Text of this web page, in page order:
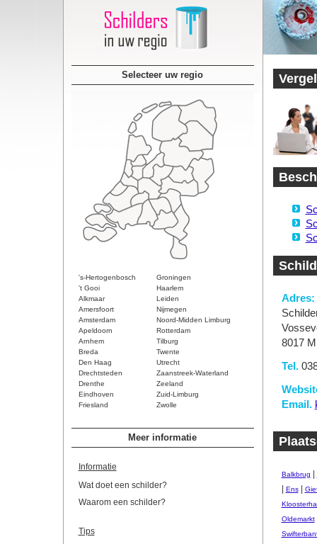
Selecteer uw regio
's-Hertogenbosch
Groningen
't Gooi
Haarlem
Alkmaar
Leiden
Amersfoort
Nijmegen
Amsterdam
Noord-Midden Limburg
Apeldoorn
Rotterdam
Arnhem
Tilburg
Breda
Twente
Den Haag
Utrecht
Drechtsteden
Zaanstreek-Waterland
Drenthe
Zeeland
Eindhoven
Zuid-Limburg
Friesland
Zwolle
Meer informatie
Informatie
Wat doet een schilder?
Waarom een schilder?
Tips
Adres:
8017
Tel.
Email.
Balkbrug
Ens|
Oldemarkt